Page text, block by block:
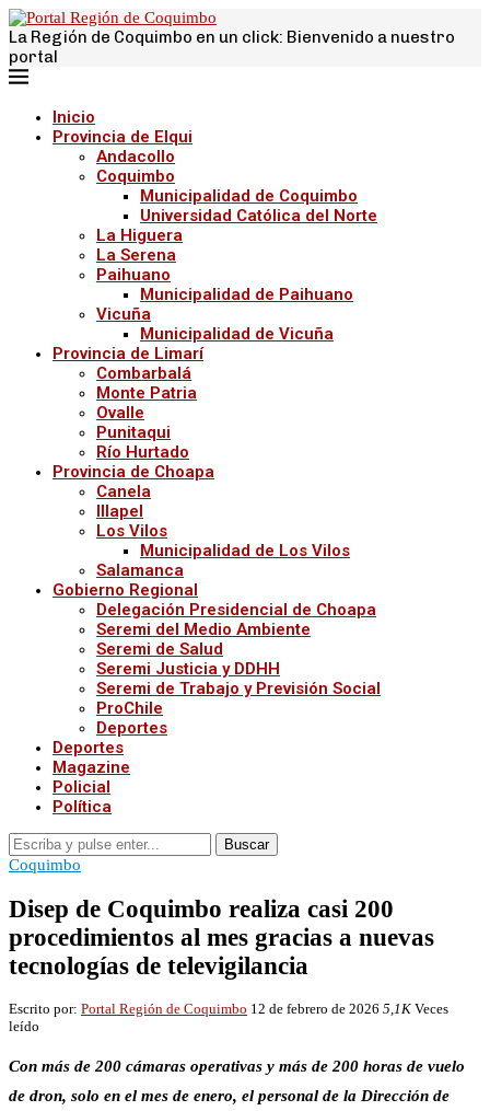
La Región de Coquimbo en un click: Bienvenido a nuestro
portal
Inicio
Provincia de Elqui
Andacollo
Coquimbo
Municipalidad de Coquimbo
Universidad Católica del Norte
La Higuera
La Serena
Paihuano
Municipalidad de Paihuano
Vicuña
Municipalidad de Vicuña
Provincia de Limarí
Combarbalá
Monte Patria
Ovalle
Punitaqui
Río Hurtado
Provincia de Choapa
Canela
Illapel
Los Vilos
Municipalidad de Los Vilos
Salamanca
Gobierno Regional
Delegación Presidencial de Choapa
Seremi del Medio Ambiente
Seremi de Salud
Seremi Justicia y DDHH
Seremi de Trabajo y Previsión Social
ProChile
Deportes
Deportes
Magazine
Policial
Política
Buscar
Coquimbo
Disep de Coquimbo realiza casi 200
procedimientos al mes gracias a nuevas
tecnologías de televigilancia
Escrito por: Portal Región de Coquimbo 12 de febrero de 2026 5,1K Veces
leído
Con más de 200 cámaras operativas y más de 200 horas de vuelo
de dron, solo en el mes de enero, el personal de la Dirección de